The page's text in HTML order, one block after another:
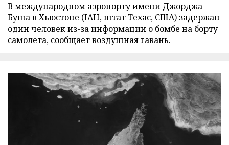
В международном аэропорту имени Джорджа
Буша в Хьюстоне (IAH, штат Техас, США) задержан
один человек из-за информации о бомбе на борту
самолета, сообщает воздушная гавань.